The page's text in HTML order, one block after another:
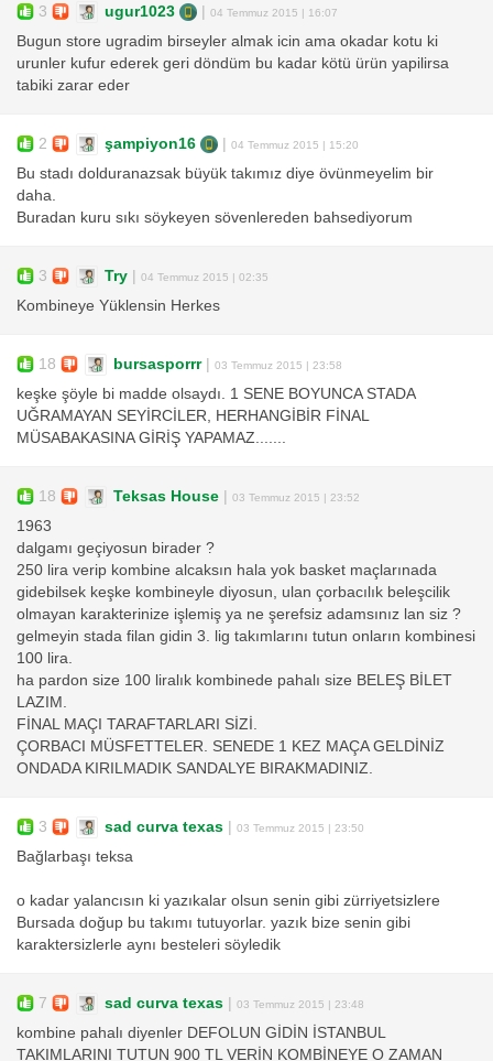
3 ugur1023 04 Temmuz 2015 | 16:07
Bugun store ugradim birseyler almak icin ama okadar kotu ki
urunler kufur ederek geri döndüm bu kadar kötü ürün yapilirsa
tabiki zarar eder
2 şampiyon16 04 Temmuz 2015 | 15:20
Bu stadı dolduranazsak büyük takımız diye övünmeyelim bir
daha.
Buradan kuru sıkı söykeyen sövenlereden bahsediyorum
3 Try 04 Temmuz 2015 | 02:35
Kombineye Yüklensin Herkes
18 bursasporrr| 03 Temmuz 2015 | 23:58
keşke şöyle bi madde olsaydı. 1 SENE BOYUNCA STADA
UĞRAMAYAN SEYİRCİLER, HERHANGİBİR FİNAL
MÜSABAKASINA GİRİŞ YAPAMAZ.......
18 Teksas House 03 Temmuz 2015 | 23:52
1963
dalgamı geçiyosun birader ?
250 lira verip kombine alcaksın hala yok basket maçlarınada
gidebilsek keşke kombineyle diyosun, ulan çorbacılık beleşcilik
olmayan karakterinize işlemiş ya ne şerefsiz adamsınız lan siz ?
gelmeyin stada filan gidin 3. lig takımlarını tutun onların kombinesi
100 lira.
ha pardon size 100 liralık kombinede pahalı size BELEŞ BİLET
LAZIM.
FİNAL MAÇI TARAFTARLARI SİZİ.
ÇORBACI MÜSFETTELER. SENEDE 1 KEZ MAÇA GELDİNİZ
ONDADA KIRILMADIK SANDALYE BIRAKMADINIZ.
3 sad curva texas 03 Temmuz 2015 | 23:50
Bağlarbaşı teksa
o kadar yalancısın ki yazıkalar olsun senin gibi zürriyetsizlere
Bursada doğup bu takımı tutuyorlar. yazık bize senin gibi
karaktersizlerle aynı besteleri söyledik
7 sad curva texas 03 Temmuz 2015 | 23:48
kombine pahalı diyenler DEFOLUN GİDİN İSTANBUL
TAKIMLARINI TUTUN 900 TL VERİN KOMBİNEYE O ZAMAN